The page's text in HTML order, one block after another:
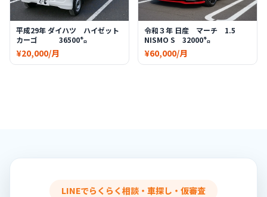
平成29年 ダイハツ ハイゼット
カーゴ 36500㌔
¥20,000/月
令和３年 日産 マーチ 1.5
NISMO S 32000㌔
¥60,000/月
LINEでらくらく相談・車探し・仮審査